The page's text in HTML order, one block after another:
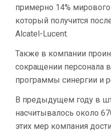
примерно 14%
который получится
Alcatel-Lucent.
Также в компании
сокращении персонала
программы синергии и
В предыдущем году в
насчитывалось около
этих мер компания